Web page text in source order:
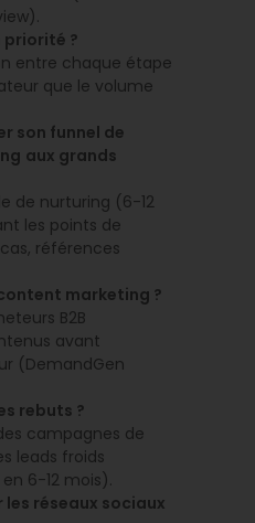
priorité ?
entre chaque étape
que le volume
son funnel de
aux grands
de nurturing (6-12
les points de
références
marketing ?
B2B
avant
(DemandGen
rebuts ?
campagnes de
leads froids
6-12 mois).
les réseaux sociaux